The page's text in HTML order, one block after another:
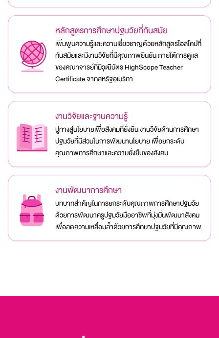
หลักสูตรการศึกษาปฐมวัยที่ทันสมัย
เพิ่มพูนความรู้และความเชี่ยวชาญด้วยหลักสูตรไฮสโคปที่
ทันสมัยและมีงานวิจัยที่มีคุณภาพยืนยัน ภายใต้การดูแล
ของคณาจารย์ที่มีวุฒิบัตร HighScope Teacher
Certificate จากสหรัฐอเมริกา
งานวิจัยและฐานความรู้
ปูทางสู่นโยบายเพื่อสังคมที่ยั่งยืน งานวิจัยด้านการศึกษา
ปฐมวัยที่มีส่วนในการพัฒนานโยบาย เพื่อยกระดับ
คุณภาพการศึกษาและความยั่งยืนของสังคม
งานพัฒนาการศึกษา
บทบาทสำคัญในการยกระดับคุณภาพการศึกษาปฐมวัย
ด้วยการพัฒนาครูปฐมวัยมืออาชีพที่มุ่งมั่นพัฒนาสังคม
เพื่อลดความเหลื่อมล้ำด้วยการศึกษาปฐมวัยที่มีคุณภาพ​